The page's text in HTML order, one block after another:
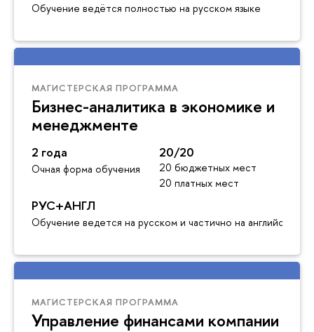
Обучение ведётся полностью на русском языке
МАГИСТЕРСКАЯ ПРОГРАММА
Бизнес-аналитика в экономике и
менеджменте
2 года
Очная форма обучения
20/20
20 бюджетных мест
20 платных мест
РУС+АНГЛ
Обучение ведется на русском и частично на английском
МАГИСТЕРСКАЯ ПРОГРАММА
Управление финансами компании